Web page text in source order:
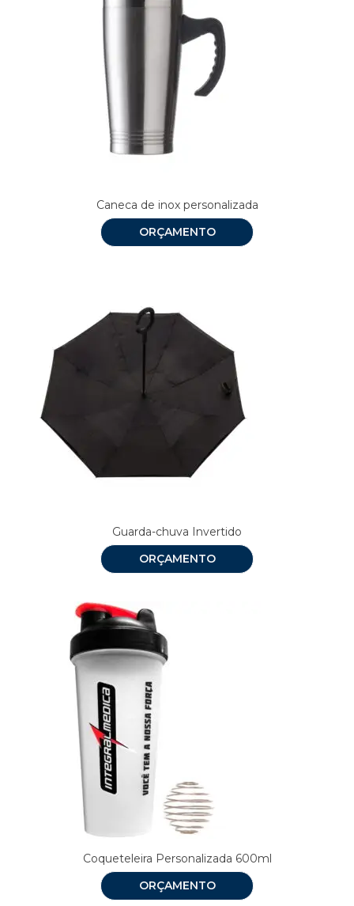
Caneca de inox personalizada
ORÇAMENTO
Guarda-chuva Invertido
ORÇAMENTO
Coqueteleira Personalizada 600ml
ORÇAMENTO